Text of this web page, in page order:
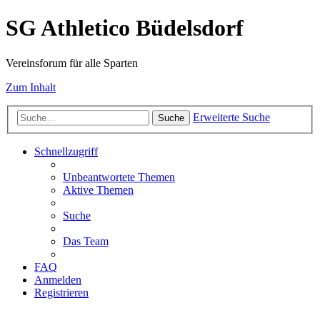
SG Athletico Büdelsdorf
Vereinsforum für alle Sparten
Zum Inhalt
Suche Erweiterte Suche
Schnellzugriff
Unbeantwortete Themen
Aktive Themen
Suche
Das Team
FAQ
Anmelden
Registrieren